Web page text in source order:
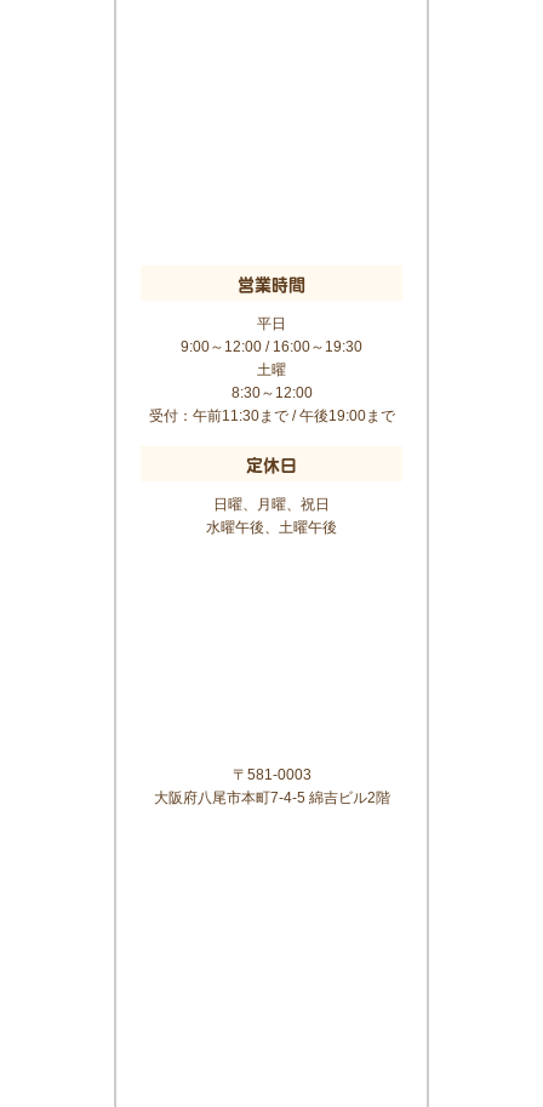
営業時間
平日
9:00～12:00 / 16:00～19:30
土曜
8:30～12:00
受付：午前11:30まで / 午後19:00まで
定休日
日曜、月曜、祝日
水曜午後、土曜午後
〒581-0003
大阪府八尾市本町7-4-5 綿吉ビル2階